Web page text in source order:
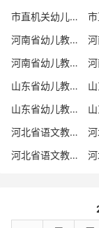
市直机关幼儿教师招聘考试真题卷
河南省幼儿教师招聘
河南省幼儿教师招聘考试真题卷
山东省幼儿教师招聘
山东省幼儿教师招聘考试真题卷
河北省语文教师招聘
河北省语文教师编制考试真题